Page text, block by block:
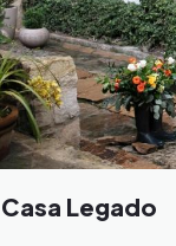
Casa Legado